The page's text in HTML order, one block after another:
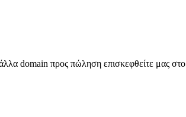
domain προς πώληση επισκεφθείτε μας στο